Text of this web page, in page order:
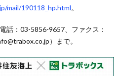
mail/190118_hp.html。
話：03-5856-9657、ファクス：
）まで。